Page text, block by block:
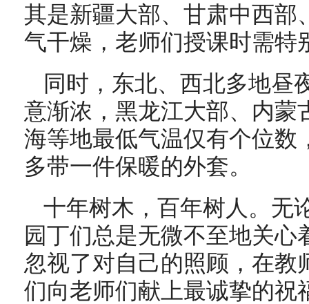
其是新疆大部、甘肃中西部
气干燥，老师们授课时需特
同时，东北、西北多地昼
意渐浓，黑龙江大部、内蒙
海等地最低气温仅有个位数
多带一件保暖的外套。
十年树木，百年树人。 无
园丁们总是无微不至地关心
忽视了对自己的照顾，在教
们向老师们献上最诚挚的祝